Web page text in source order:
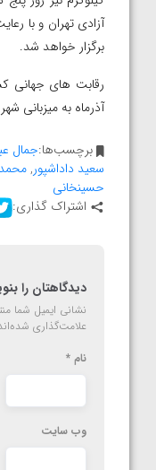
آزادی تهران و با
برگزار خواهد شد.
آذرماه به میزبانی
برچسب‌ها:جمال
سعید داداشپور,
حسینخانی
اشتراک گذاری:
دیدگاهتان را
نشانی ایمیل شما
علامت‌گذاری
نام *
وب‌ سایت